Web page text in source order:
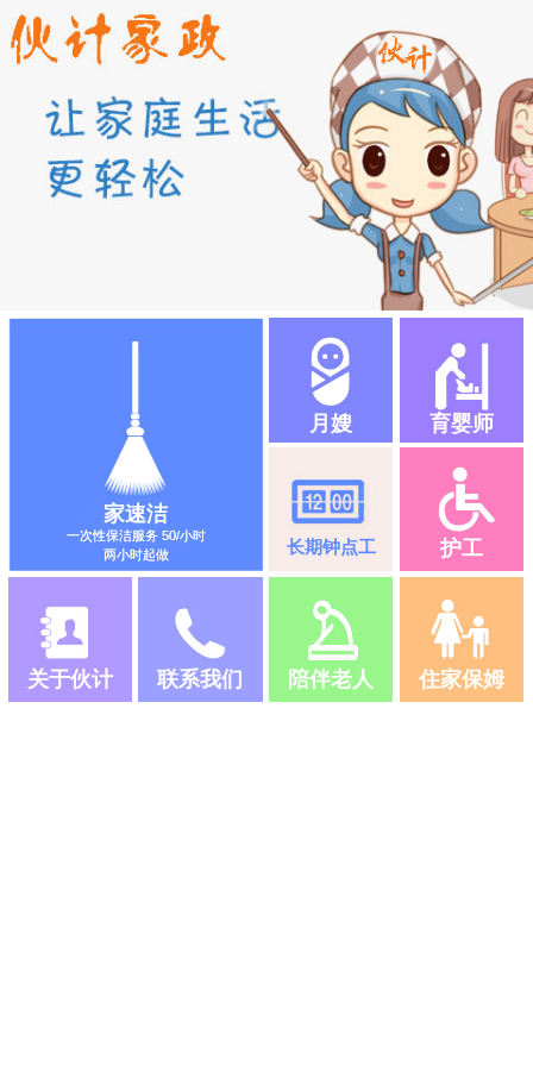
家速洁
一次性保洁服务 50/小时
两小时起做
月嫂 育婴师
长期钟点工 护工
关于伙计 联系我们 陪伴老人 住家保姆